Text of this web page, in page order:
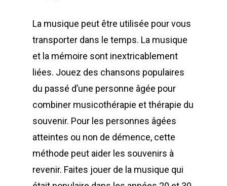
La musique peut être utilisée pour vous
transporter dans le temps. La musique
et la mémoire sont inextricablement
liées. Jouez des chansons populaires
du passé d’une personne âgée pour
combiner musicothérapie et thérapie du
souvenir. Pour les personnes âgées
atteintes ou non de démence, cette
méthode peut aider les souvenirs à
revenir. Faites jouer de la musique qui